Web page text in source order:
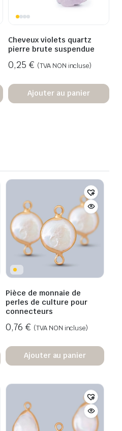
Cheveux violets quartz
pierre brute suspendue
0,25 € (TVA NON incluse)
Ajouter au panier
Pièce de monnaie de
perles de culture pour
connecteurs
0,76 € (TVA NON incluse)
Ajouter au panier